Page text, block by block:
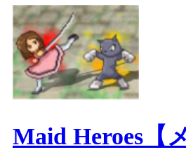
Maid Heroes【